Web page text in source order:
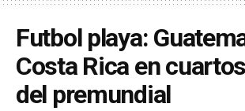
Futbol playa:
Costa Rica en
del premundial